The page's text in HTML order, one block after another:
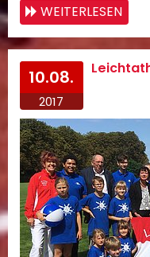
WEITERLESEN
10.08.
2017